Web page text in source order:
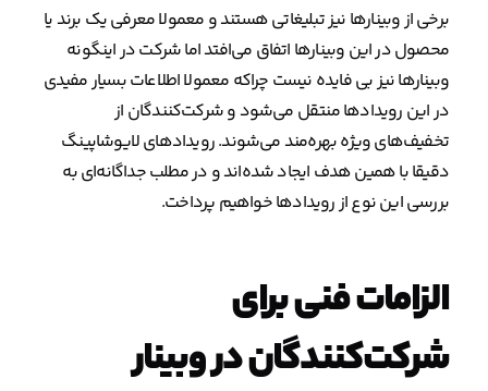
برخی از وبینارها نیز تبلیغاتی هستند و معمولا معرفی یک برند یا
محصول در این وبینارها اتفاق می‌افتد اما شرکت در اینگونه
وبینارها نیز بی فایده نیست چراکه معمولا اطلاعات بسیار مفیدی
در این رویدادها منتقل می‌شود و شرکت‌کنندگان از
تخفیف‌های ویژه بهره‌مند می‌شوند. رویدادهای لایوشاپینگ
دقیقا با همین هدف ایجاد شده‌اند و در مطلب جداگانه‌ای به
بررسی این نوع از رویدادها خواهیم پرداخت.
الزامات فنی برای
شرکت‌کنندگان در وبینار